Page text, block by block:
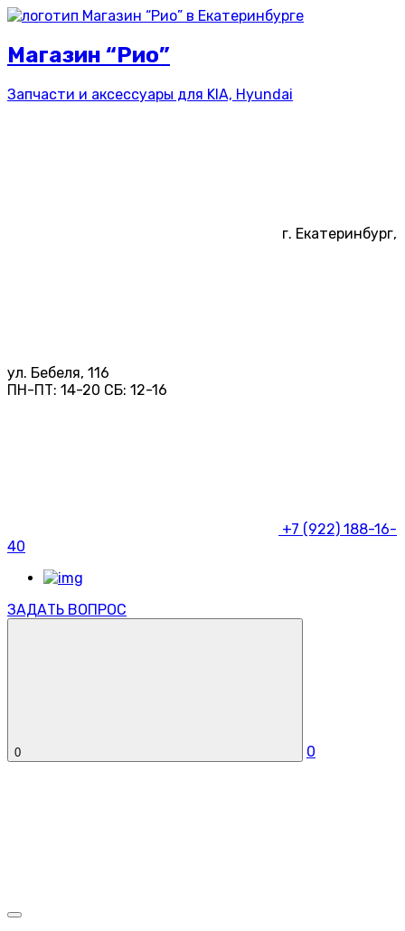
Магазин “Рио”
Запчасти и аксессуары для KIA, Hyundai
г. Екатеринбург,
ул. Бебеля, 116
ПН-ПТ: 14-20 СБ: 12-16
+7 (922) 188-16-
40
ЗАДАТЬ ВОПРОС
0 0